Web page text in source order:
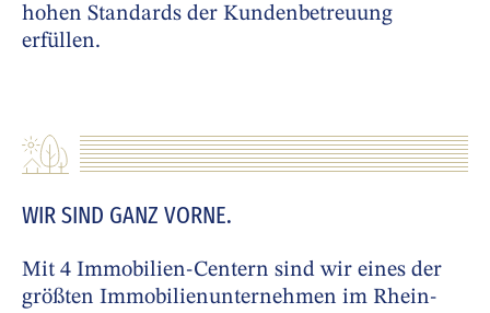
hohen Standards der Kundenbetreuung
erfüllen.
WIR SIND GANZ VORNE.
Mit 4 Immobilien-Centern sind wir eines der
größten Immobilienunternehmen im Rhein-